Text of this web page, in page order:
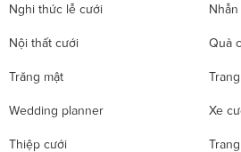
Nghi thức lễ cưới
Nội thất cưới Quà
Trăng mật
Wedding planner Xe
Thiệp cưới